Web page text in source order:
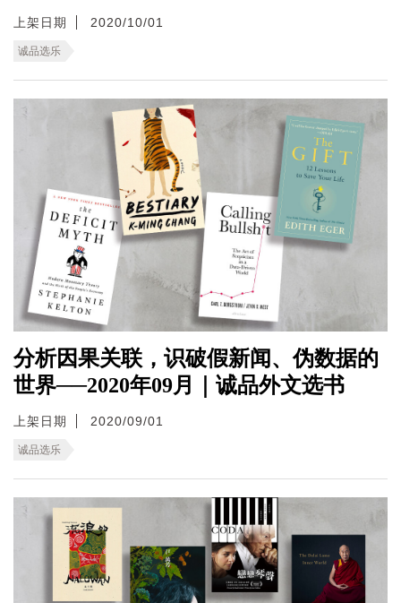
上架日期 2020/10/01
诚品选乐
分析因果关联，识破假新闻、伪数据的
世界──2020年09月｜诚品外文选书
上架日期 2020/09/01
诚品选乐